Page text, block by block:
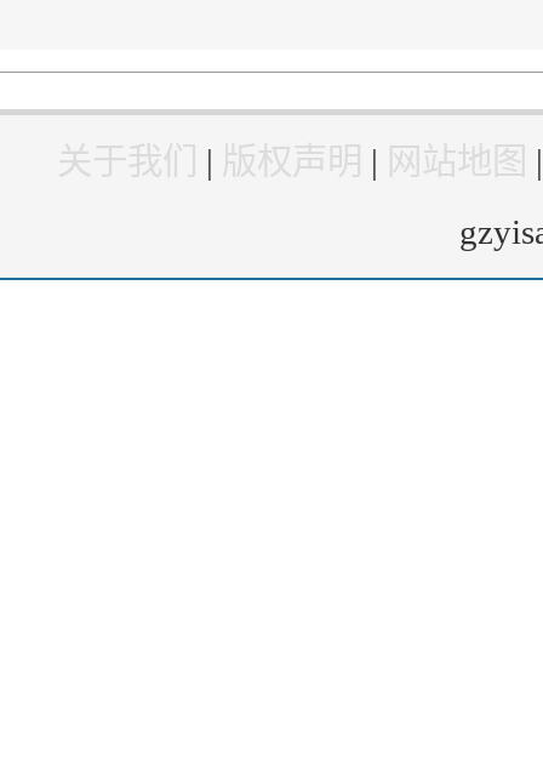
关于我们 | 版权声明 | 网站地图